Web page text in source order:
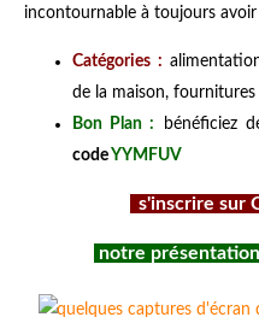
incontournable à toujours avoir
Catégories :
de la maison,
Bon Plan :
bénéficiez
code YYMFUV
s'inscrire sur
notre